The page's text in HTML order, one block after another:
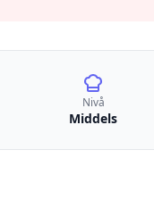
Nivå
Middels